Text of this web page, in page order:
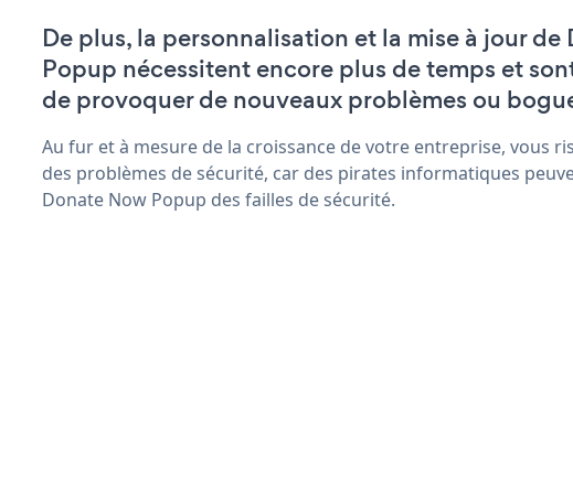
De plus, la personnalisation et la mise à jour de
Popup nécessitent encore plus de temps et
de provoquer de nouveaux problèmes ou
Au fur et à mesure de la croissance de votre entreprise, vous
des problèmes de sécurité, car des pirates informatiques
Donate Now Popup des failles de sécurité.